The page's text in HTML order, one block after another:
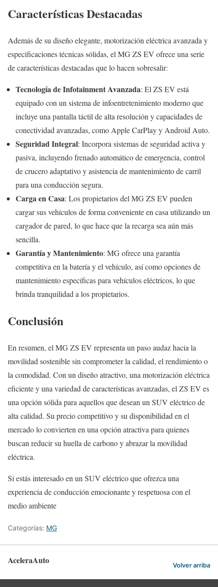
Características Destacadas
Además de su diseño elegante, motorización eléctrica avanzada y
especificaciones técnicas sólidas, el MG ZS EV ofrece una serie
de características destacadas que lo hacen sobresalir:
Tecnología de Infotainment Avanzada: El ZS EV está
equipado con un sistema de infoentretenimiento moderno que
incluye una pantalla táctil de alta resolución y capacidades de
conectividad avanzadas, como Apple CarPlay y Android Auto.
Seguridad Integral: Incorpora sistemas de seguridad activa y
pasiva, incluyendo frenado automático de emergencia, control
de crucero adaptativo y asistencia de mantenimiento de carril
para una conducción segura.
Carga en Casa: Los propietarios del MG ZS EV pueden
cargar sus vehículos de forma conveniente en casa utilizando un
cargador de pared, lo que hace que la recarga sea aún más
sencilla.
Garantía y Mantenimiento: MG ofrece una garantía
competitiva en la batería y el vehículo, así como opciones de
mantenimiento específicas para vehículos eléctricos, lo que
brinda tranquilidad a los propietarios.
Conclusión
En resumen, el MG ZS EV representa un paso audaz hacia la
movilidad sostenible sin comprometer la calidad, el rendimiento o
la comodidad. Con un diseño atractivo, una motorización eléctrica
eficiente y una variedad de características avanzadas, el ZS EV es
una opción sólida para aquellos que desean un SUV eléctrico de
alta calidad. Su precio competitivo y su disponibilidad en el
mercado lo convierten en una opción atractiva para quienes
buscan reducir su huella de carbono y abrazar la movilidad
eléctrica.
Si estás interesado en un SUV eléctrico que ofrezca una
experiencia de conducción emocionante y respetuosa con el
medio ambiente
Categorías: MG
AceleraAuto Volver arriba